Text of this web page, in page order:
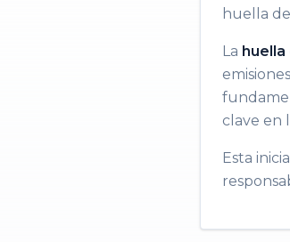
huella
La
clave en
Esta